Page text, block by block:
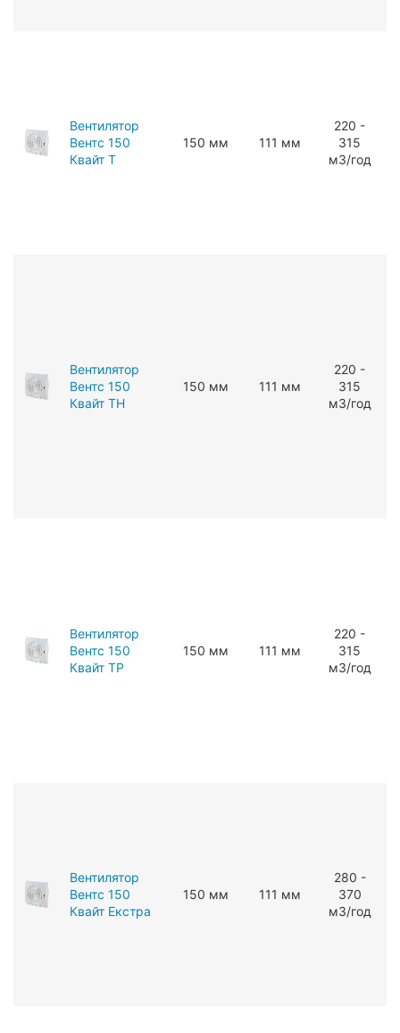
Вентилятор
Вентс 150
Квайт Т
150 мм 111 мм
220 -
315
мЗ/год
Вентилятор
Вентс 150
Квайт ТН
150 мм 111 мм
220 -
315
мЗ/год
Вентилятор
Вентс 150
Квайт ТР
150 мм 111 мм
220 -
315
мЗ/год
Вентилятор
Вентс 150
Квайт Екстра
150 мм 111 мм
280 -
370
мЗ/год